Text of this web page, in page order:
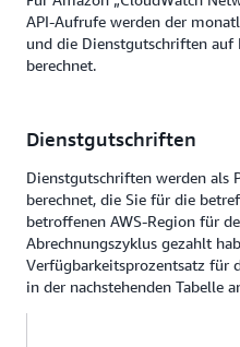
API-Aufrufe werden der
und die Dienstgutschriften auf
berechnet.
Dienstgutschriften
Dienstgutschriften werden als
berechnet, die Sie für die
betroffenen AWS-Region für
Abrechnungszyklus gezahlt
Verfügbarkeitsprozentsatz für
in der nachstehenden Tabelle